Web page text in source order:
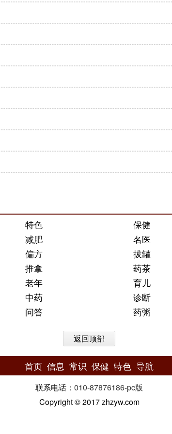
特色 保健
减肥 名医
偏方 拔罐
推拿 药茶
老年 育儿
中药 诊断
问答 药粥
返回顶部
首页 信息 常识 保健 特色 导航
联系电话： 010-87876186-pc版
Copyright © 2017 zhzyw.com